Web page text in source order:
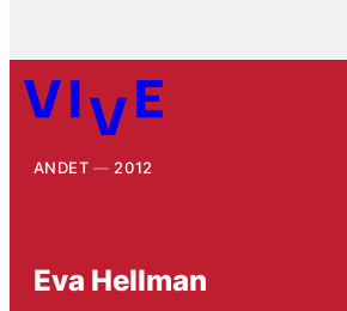
ANDET 2012
Eva Hellman